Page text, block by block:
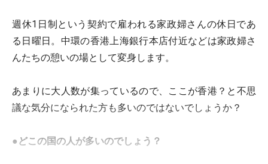
週休1日制という契約で雇われる家政婦さんの休日であ
る日曜日。中環の香港上海銀行本店付近などは家政婦さ
んたちの憩いの場として変身します。
あまりに大人数が集っているので、ここが香港？と不思
議な気分になられた方も多いのではないでしょうか？
● どこの国の人が多いのでしょう？